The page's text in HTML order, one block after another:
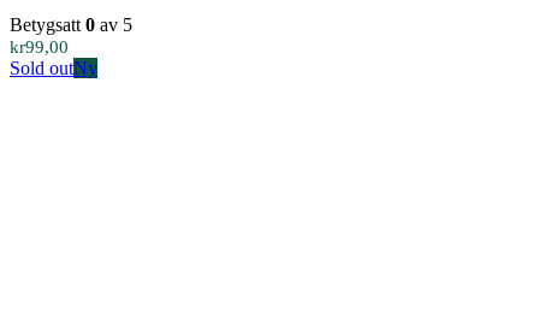
Betygsatt 0 av 5
kr99,00
Sold outNy